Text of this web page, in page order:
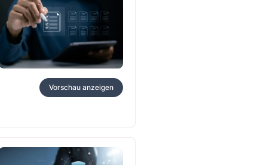
Vorschau anzeigen